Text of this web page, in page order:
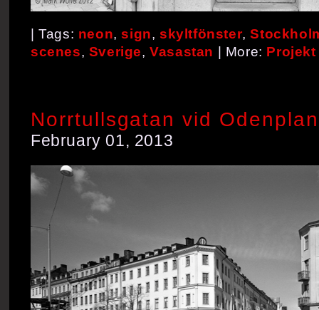
| Tags: neon,sign,skyltfönster,
scenes, Sverige,Vasastan | More: Projekt
Norrtullsgatan vid Odenplan
February 01, 2013